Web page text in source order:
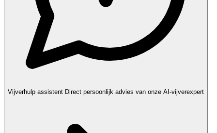
Vijverhulp assistent Direct persoonlijk advies van onze AI-vijverexpert